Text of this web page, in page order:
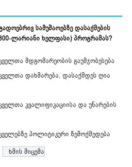
სამუშაოებზე დასაქმების
ლარიანი ხელფასი) პროგრამას?
მდგომარეობის გაუმჯობესება
დახმარება, დასაქმდეს ღია
კვალიფიკაციისა და უნარების
პოლიტიკური ზემოქმედება